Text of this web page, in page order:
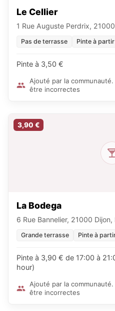
Le Cellier
1 Rue Auguste Perdrix,
Pas de terrasse Pinte à
Pinte à 3,50 €
Ajouté par la
être incorrectes
3,90 €
La Bodega
6 Rue Bannelier, 21000 Dijon,
Grande terrasse Pinte à
Pinte à 3,90 € de 17:00 à
hour)
Ajouté par la
être incorrectes